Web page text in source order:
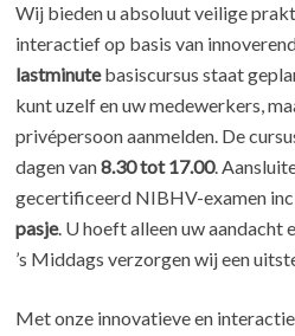
Wij bieden u absoluut veilige
interactief op basis van
lastminutebasiscursus staat
kunt uzelf en uw medewerkers,
privépersoon aanmelden. De
dagen van8.30 tot 17.00.
gecertificeerd NIBHV-examen
pasje. U hoeft alleen uw aandacht
’s Middags verzorgen wij een
Met onze innovatieve en